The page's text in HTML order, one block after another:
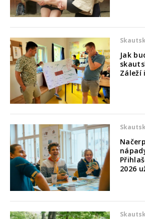
Jak
Záleží
2026